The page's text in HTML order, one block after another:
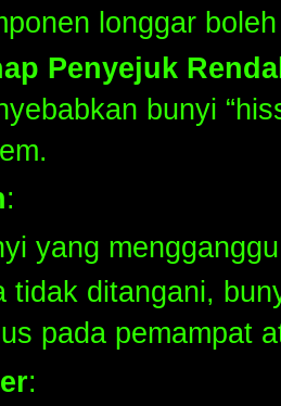
longgar
Penyejuk
bunyi
:
yang
tidak ditangani,
pada pemampat
: